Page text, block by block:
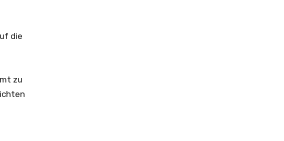
die
zu